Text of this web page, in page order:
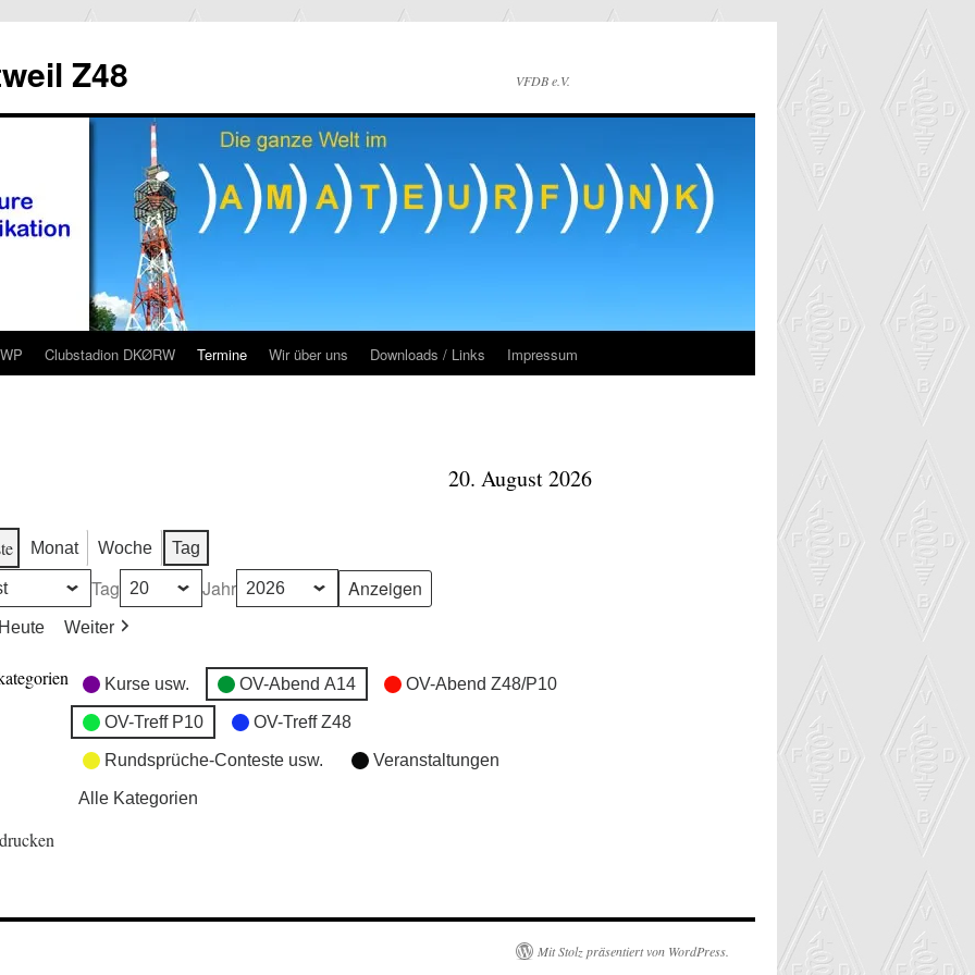
Z48 VFDB e.V.
Clubstadion DKØRW Termine Wir über uns Downloads / Links Impressum
20. August 2026
Monat Woche Tag
Tag Jahr
Heute Weiter
Kurse usw. OV-Abend A14 OV-Abend Z48/P10
OV-Treff P10 OV-Treff Z48
Rundsprüche-Conteste usw. Veranstaltungen
Alle Kategorien
Mit Stolz präsentiert von WordPress.